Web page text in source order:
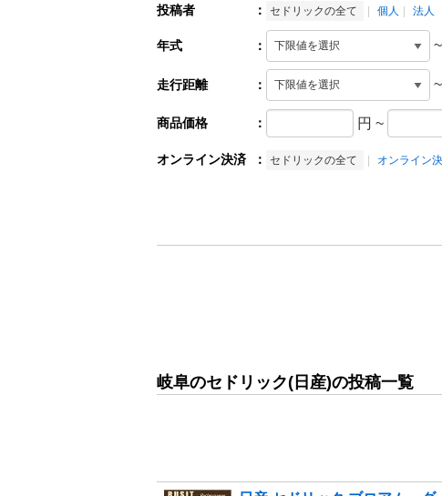
投稿者 ： セドリックの全て 個人 法人
年式 ： ~
走行距離 ： ~
商品価格 ： 円 ~
オンライン決済 ： セドリックの全て オンライン
岐阜のセドリック(日産)の投稿一覧